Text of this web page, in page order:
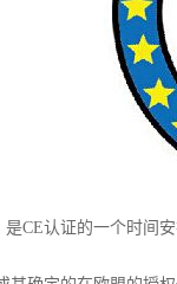
认证的一个时间安